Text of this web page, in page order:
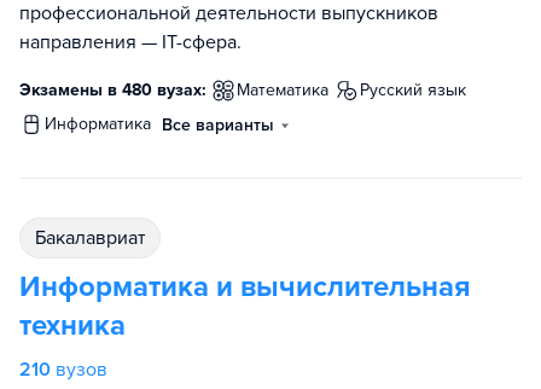
профессиональной деятельности выпускников
направления — IT-сфера.
Экзамены в 480 вузах: математика
русский язык
информатика Все варианты
бакалавриат
Информатика и вычислительная
техника
210 вузов